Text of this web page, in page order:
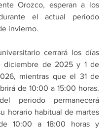
Orozco, esperan a los
el actual periodo
invierno.
cerrará los días
diciembre de 2025 y 1 de
mientras que el 31 de
de 10:00 a 15:00 horas.
periodo permanecerá
horario habitual de martes
10:00 a 18:00 horas y